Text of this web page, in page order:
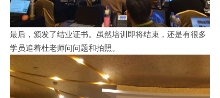
最后，颁发了结业证书。虽然培训即将结束，还是有很多
学员追着杜老师问问题和拍照。